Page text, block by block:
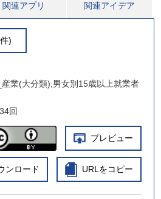
関連アプリ 関連アイデア
)
業(大分類),男女別15歳以上就業者
回
プレビュー
ンロード URLをコピー